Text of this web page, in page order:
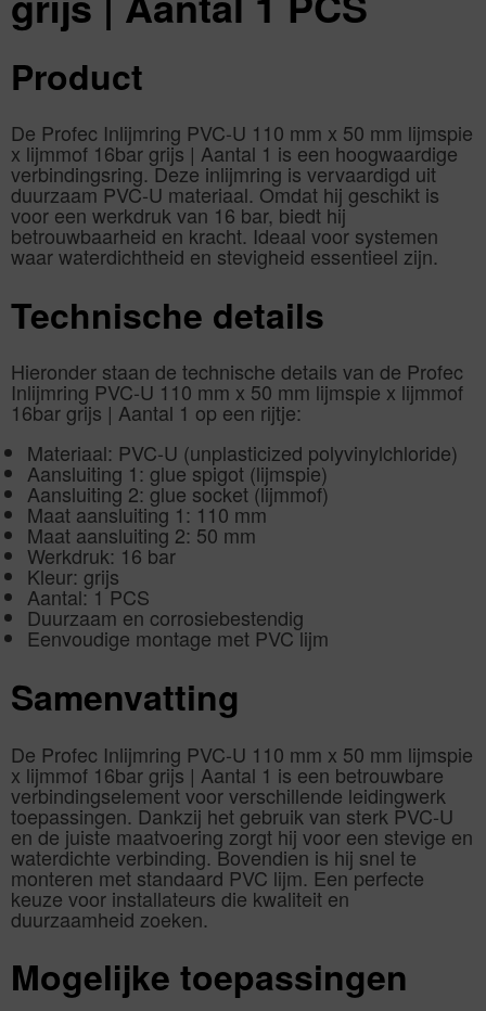
Product
De Profec Inlijmring PVC-U 110 mm x 50 mm lijmspie
x lijmmof 16bar grijs | Aantal 1 is een hoogwaardige
verbindingsring. Deze inlijmring is vervaardigd uit
duurzaam PVC-U materiaal. Omdat hij geschikt is
voor een werkdruk van 16 bar, biedt hij
betrouwbaarheid en kracht. Ideaal voor systemen
waar waterdichtheid en stevigheid essentieel zijn.
Technische details
Hieronder staan de technische details van de Profec
Inlijmring PVC-U 110 mm x 50 mm lijmspie x lijmmof
16bar grijs | Aantal 1 op een rijtje:
Materiaal: PVC-U (unplasticized polyvinylchloride)
Aansluiting 1: glue spigot (lijmspie)
Aansluiting 2: glue socket (lijmmof)
Maat aansluiting 1: 110 mm
Maat aansluiting 2: 50 mm
Werkdruk: 16 bar
Kleur: grijs
Aantal: 1 PCS
Duurzaam en corrosiebestendig
Eenvoudige montage met PVC lijm
Samenvatting
De Profec Inlijmring PVC-U 110 mm x 50 mm lijmspie
x lijmmof 16bar grijs | Aantal 1 is een betrouwbare
verbindingselement voor verschillende leidingwerk
toepassingen. Dankzij het gebruik van sterk PVC-U
en de juiste maatvoering zorgt hij voor een stevige en
waterdichte verbinding. Bovendien is hij snel te
monteren met standaard PVC lijm. Een perfecte
keuze voor installateurs die kwaliteit en
duurzaamheid zoeken.
Mogelijke toepassingen